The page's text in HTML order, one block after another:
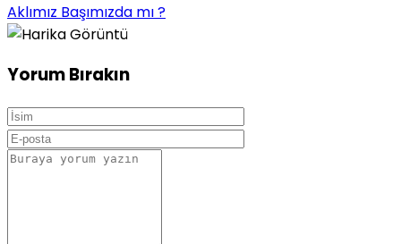
Aklımız Başımızda mı ?
Yorum Bırakın